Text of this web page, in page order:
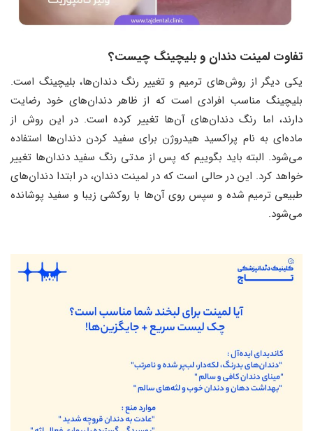
تفاوت لمینت دندان و بلیچینگ چیست؟
یکی دیگر از روش‌های ترمیم و تغییر رنگ دندان‌ها، بلیچینگ است.
بلیچینگ مناسب افرادی است که از ظاهر دندان‌های خود رضایت
دارند، اما رنگ دندان‌های آن‌ها تغییر کرده است. در این روش از
ماده‌ای به نام پراکسید هیدروژن برای سفید کردن دندان‌ها استفاده
می‌شود. البته باید بگوییم که پس از مدتی رنگ سفید دندان‌ها تغییر
خواهد کرد. این در حالی است که در لمینت دندان، در ابتدا دندان‌های
طبیعی ترمیم شده و سپس روی آن‌ها با روکشی زیبا و سفید پوشانده
می‌شود.